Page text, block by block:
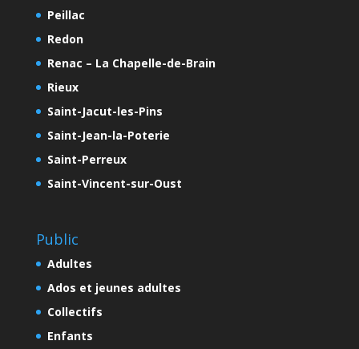
Peillac
Redon
Renac – La Chapelle-de-Brain
Rieux
Saint-Jacut-les-Pins
Saint-Jean-la-Poterie
Saint-Perreux
Saint-Vincent-sur-Oust
Public
Adultes
Ados et jeunes adultes
Collectifs
Enfants